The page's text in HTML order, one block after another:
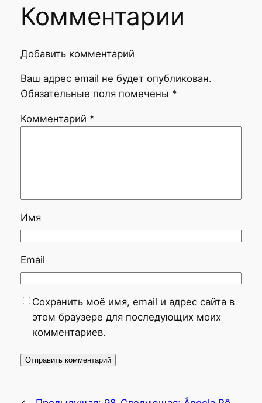
Комментарии
Добавить комментарий
Ваш адрес email не будет опубликован.
Обязательные поля помечены *
Комментарий *
Имя
Email
Сохранить моё имя, email и адрес сайта в
этом браузере для последующих моих
комментариев.